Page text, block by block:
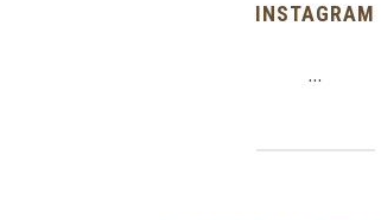
INSTAGRAM
…